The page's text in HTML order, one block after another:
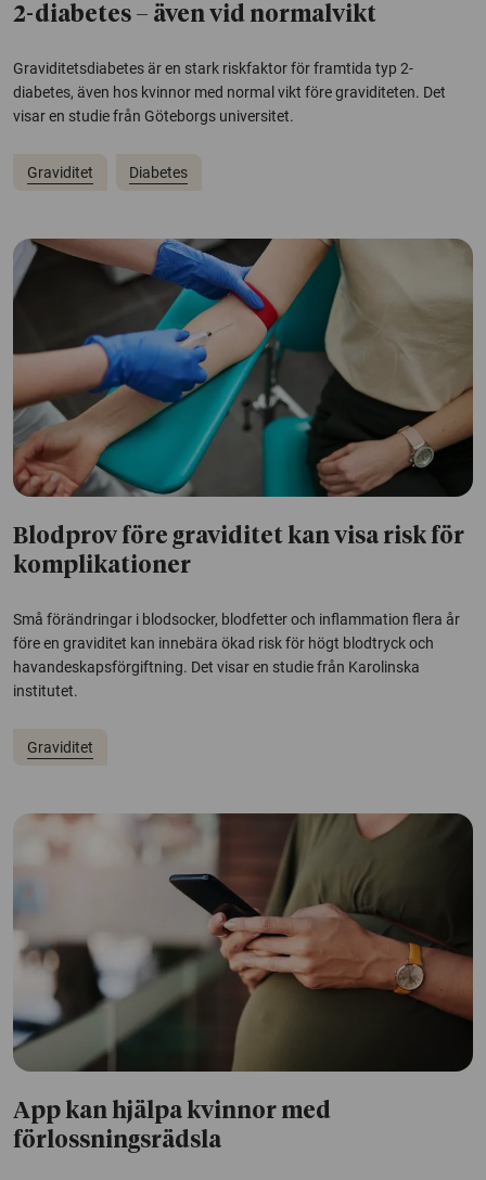
2-diabetes – även vid normalvikt
Graviditetsdiabetes är en stark riskfaktor för framtida typ 2-
diabetes, även hos kvinnor med normal vikt före graviditeten. Det
visar en studie från Göteborgs universitet.
Graviditet Diabetes
Blodprov före graviditet kan visa risk för
komplikationer
Små förändringar i blodsocker, blodfetter och inflammation flera år
före en graviditet kan innebära ökad risk för högt blodtryck och
havandeskapsförgiftning. Det visar en studie från Karolinska
institutet.
Graviditet
App kan hjälpa kvinnor med
förlossningsrädsla